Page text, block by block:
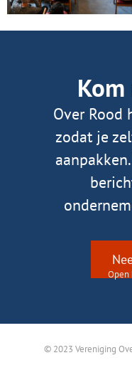
Over Rood
zodat je
Open
© 2023 Vereniging